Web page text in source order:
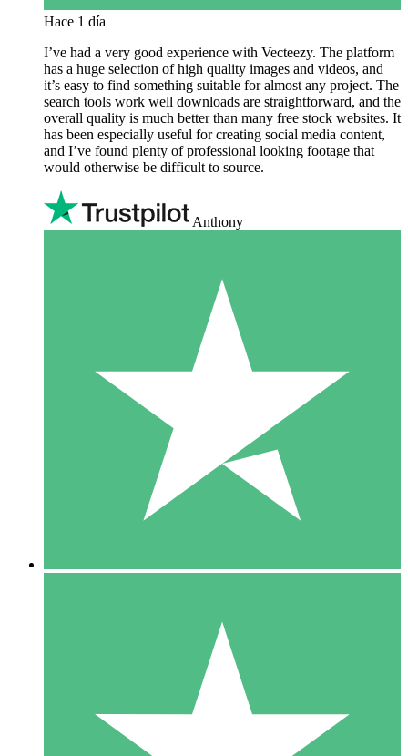
Hace 1 día
I’ve had a very good experience with Vecteezy. The platform
has a huge selection of high quality images and videos, and
it’s easy to find something suitable for almost any project. The
search tools work well downloads are straightforward, and the
overall quality is much better than many free stock websites. It
has been especially useful for creating social media content,
and I’ve found plenty of professional looking footage that
would otherwise be difficult to source.
Anthony